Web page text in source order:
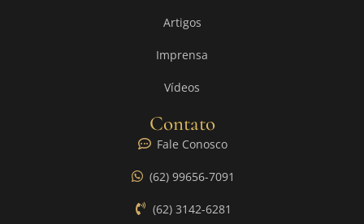
Artigos
Imprensa
Vídeos
Contato
Fale Conosco
(62) 99656-7091
(62) 3142-6281